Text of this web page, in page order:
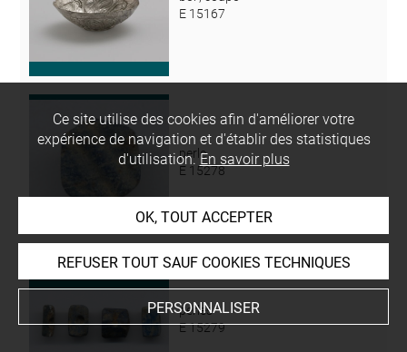
E 15167
perle
E 15278
perles
E 15279
Ce site utilise des cookies afin d'améliorer votre
expérience de navigation et d'établir des statistiques
d'utilisation.En savoir plus
OK, TOUT ACCEPTER
REFUSER TOUT SAUF COOKIES TECHNIQUES
PERSONNALISER